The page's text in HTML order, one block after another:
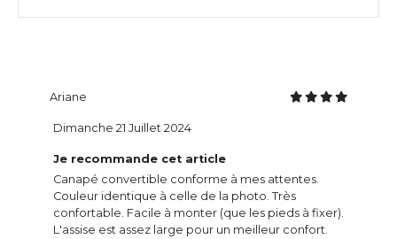
Ariane
Je recommande cet article
Canapé convertible conforme à mes attentes.
Couleur identique à celle de la photo. Très
confortable. Facile à monter (que les pieds à fixer).
L'assise est assez large pour un meilleur confort.
Dimanche 21 Juillet 2024